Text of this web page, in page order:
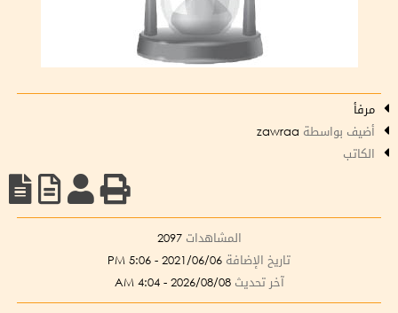
مرفأ
أضيف بواسطة
الكاتب
المشاهدات 2097
تاريخ الإضافة 2021/06/06 - 5:06 PM
آخر تحديث 2026/08/08 - 4:04 AM